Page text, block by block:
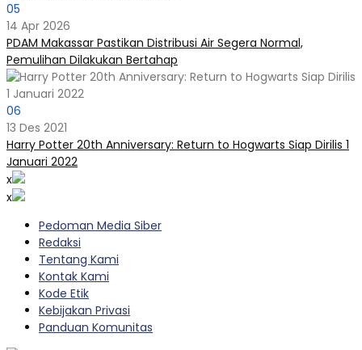
05
14 Apr 2026
PDAM Makassar Pastikan Distribusi Air Segera Normal,
Pemulihan Dilakukan Bertahap
06
13 Des 2021
Harry Potter 20th Anniversary: Return to Hogwarts Siap Dirilis 1
Januari 2022
x
x
Pedoman Media Siber
Redaksi
Tentang Kami
Kontak Kami
Kode Etik
Kebijakan Privasi
Panduan Komunitas